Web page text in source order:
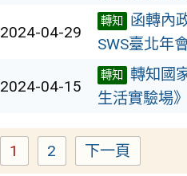
2024-04-29
轉知
函轉內
SWS臺北年
2024-04-15
轉知
轉知國
生活實驗場
Page
1 Page
2 下一頁